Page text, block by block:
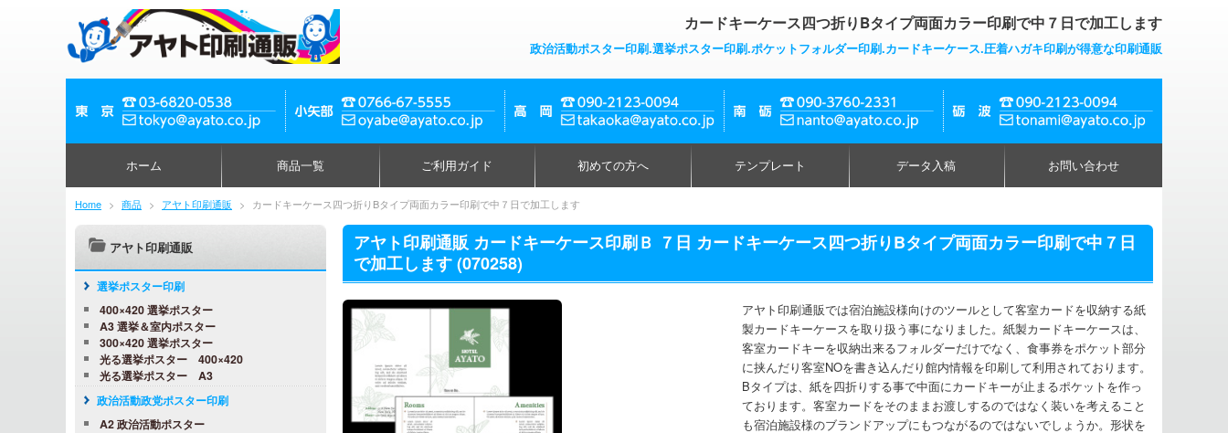
カードキーケース四つ折りBタイプ両面カラー印刷で中７日で加工します
政治活動ポスター印刷.選挙ポスター印刷.ポケットフォルダー印刷.カードキーケース.圧着ハガキ印刷が得意な印刷通販
ホーム 商品一覧 ご利用ガイド 初めての方へ テンプレート データ入稿 お問い合わせ
Home > 商品 > アヤト印刷通販 > カードキーケース四つ折りBタイプ両面カラー印刷で中７日で加工します
アヤト印刷通販 カードキーケース印刷Ｂ ７日 カードキーケース四つ折りBタイプ両面カラー印刷で中７日
で加工します (070258)
アヤト印刷通販では宿泊施設様向けのツールとして客室カードを収納する紙
製カードキーケースを取り扱う事になりました。紙製カードキーケースは、
客室カードキーを収納出来るフォルダーだけでなく、食事券をポケット部分
に挟んだり客室NOを書き込んだり館内情報を印刷して利用されております。
Bタイプは、紙を四折りする事で中面にカードキーが止まるポケットを作っ
ております。客室カードをそのままお渡しするのではなく装いを考えること
も宿泊施設様のブランドアップにもつながるのではないでしょうか。形状を
アヤト印刷通販
選挙ポスター印刷
400×420 選挙ポスター
A3 選挙＆室内ポスター
300×420 選挙ポスター
光る選挙ポスター 400×420
光る選挙ポスター A3
政治活動政党ポスター印刷
A2 政治活動ポスター